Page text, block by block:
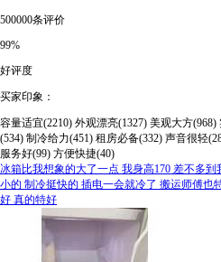
500000条评价
99%
好评度
买家印象：
容量适宜(2210) 外观漂亮(1327) 美观大方(968)
(534) 制冷给力(451) 租房必备(332) 声音很轻
服务好(99) 方便快捷(40)
冰箱比我想象的大了一点 我身高170 差不多
小的 制冷挺快的 插电一会就冷了 搬运师傅也
好 真的特好